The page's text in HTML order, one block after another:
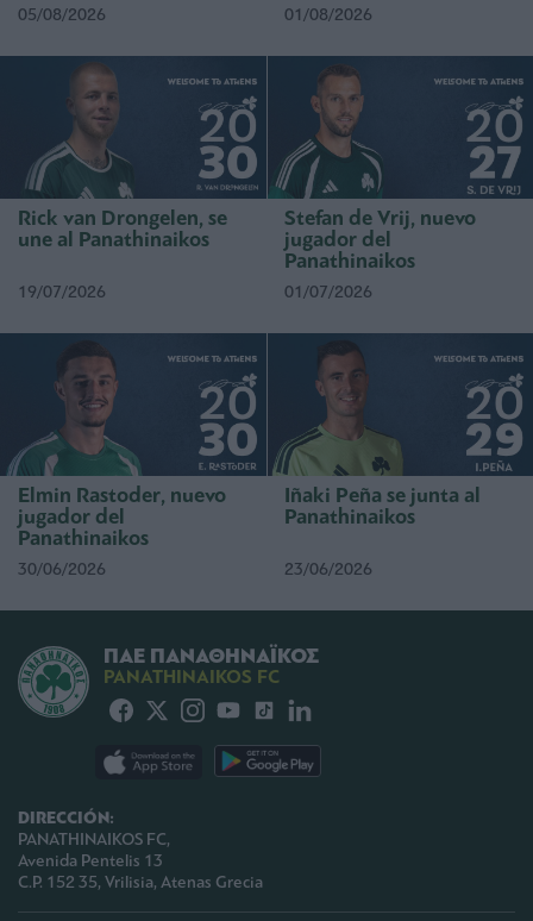
05/08/2026 01/08/2026
Rick van Drongelen, se
une al Panathinaikos
19/07/2026
Stefan de Vrij, nuevo
jugador del
Panathinaikos
01/07/2026
Elmin Rastoder, nuevo
jugador del
Panathinaikos
30/06/2026
Iñaki Peña se junta al
Panathinaikos
23/06/2026
DIRECCIÓN:
PANATHINAIKOS FC,
Avenida Pentelis 13
C.P. 152 35, Vrilisia, Atenas Grecia
ΠΑΕ ΠΑΝΑΘΗΝΑΪΚΟΣ
PANATHINAIKOS FC